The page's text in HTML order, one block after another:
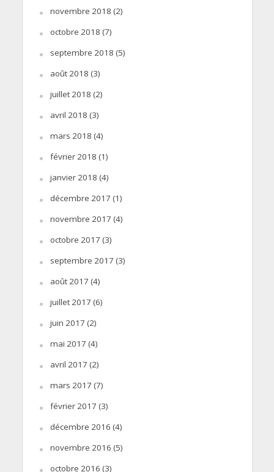
novembre 2018 (2)
octobre 2018 (7)
septembre 2018 (5)
août 2018 (3)
juillet 2018 (2)
avril 2018 (3)
mars 2018 (4)
février 2018 (1)
janvier 2018 (4)
décembre 2017 (1)
novembre 2017 (4)
octobre 2017 (3)
septembre 2017 (3)
août 2017 (4)
juillet 2017 (6)
juin 2017 (2)
mai 2017 (4)
avril 2017 (2)
mars 2017 (7)
février 2017 (3)
décembre 2016 (4)
novembre 2016 (5)
octobre 2016 (3)